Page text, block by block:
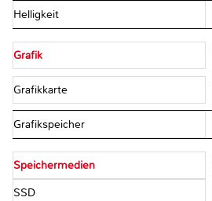
Helligkeit
Grafik
Grafikkarte
Grafikspeicher
Speichermedien
SSD